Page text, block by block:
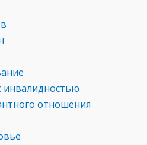
инвалидностью
отношения